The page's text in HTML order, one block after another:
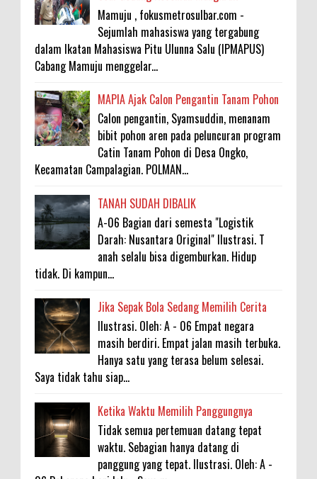
Mamuju , fokusmetrosulbar.com -
Sejumlah mahasiswa yang tergabung
dalam Ikatan Mahasiswa Pitu Ulunna Salu (IPMAPUS)
Cabang Mamuju menggelar...
MAPIA Ajak Calon Pengantin Tanam Pohon
Calon pengantin, Syamsuddin, menanam
bibit pohon aren pada peluncuran program
Catin Tanam Pohon di Desa Ongko,
Kecamatan Campalagian. POLMAN...
TANAH SUDAH DIBALIK
A-06 Bagian dari semesta "Logistik
Darah: Nusantara Original" Ilustrasi. T
anah selalu bisa digemburkan. Hidup
tidak. Di kampun...
Jika Sepak Bola Sedang Memilih Cerita
Ilustrasi. Oleh: A - 06 Empat negara
masih berdiri. Empat jalan masih terbuka.
Hanya satu yang terasa belum selesai.
Saya tidak tahu siap...
Ketika Waktu Memilih Panggungnya
Tidak semua pertemuan datang tepat
waktu. Sebagian hanya datang di
panggung yang tepat. Ilustrasi. Oleh: A -